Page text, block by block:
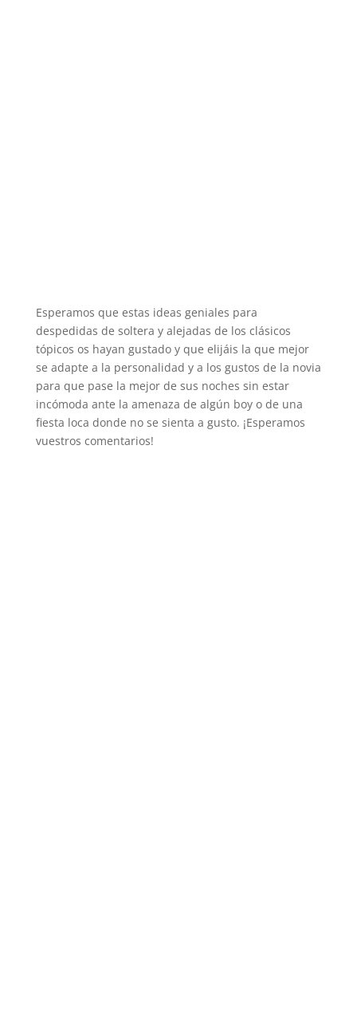
Esperamos que estas ideas geniales para
despedidas de soltera y alejadas de los clásicos
tópicos os hayan gustado y que elijáis la que mejor
se adapte a la personalidad y a los gustos de la novia
para que pase la mejor de sus noches sin estar
incómoda ante la amenaza de algún boy o de una
fiesta loca donde no se sienta a gusto. ¡Esperamos
vuestros comentarios!